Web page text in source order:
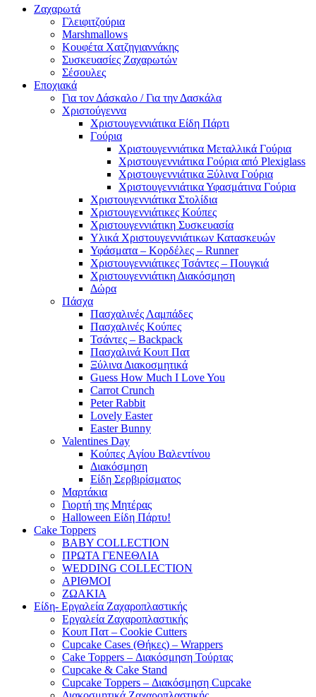
Ζαχαρωτά
Γλειφιτζούρια
Marshmallows
Κουφέτα Χατζηγιαννάκης
Συσκευασίες Ζαχαρωτών
Σέσουλες
Εποχιακά
Για τον Δάσκαλο / Για την Δασκάλα
Χριστούγεννα
Χριστουγεννιάτικα Είδη Πάρτι
Γούρια
Χριστουγεννιάτικα Μεταλλικά Γούρια
Χριστουγεννιάτικα Γούρια από Plexiglass
Χριστουγεννιάτικα Ξύλινα Γούρια
Χριστουγεννιάτικα Υφασμάτινα Γούρια
Χριστουγεννιάτικα Στολίδια
Χριστουγεννιάτικες Κούπες
Χριστουγεννιάτικη Συσκευασία
Υλικά Χριστουγεννιάτικων Κατασκευών
Υφάσματα – Κορδέλες – Runner
Χριστουγεννιάτικες Τσάντες – Πουγκιά
Χριστουγεννιάτικη Διακόσμηση
Δώρα
Πάσχα
Πασχαλινές Λαμπάδες
Πασχαλινές Κούπες
Τσάντες – Backpack
Πασχαλινά Κουπ Πατ
Ξύλινα Διακοσμητικά
Guess How Much I Love You
Carrot Crunch
Peter Rabbit
Lovely Easter
Easter Bunny
Valentines Day
Κούπες Aγίου Βαλεντίνου
Διακόσμηση
Είδη Σερβιρίσματος
Μαρτάκια
Γιορτή της Μητέρας
Halloween Είδη Πάρτυ!
Cake Toppers
BABY COLLECTION
ΠΡΩΤΑ ΓΕΝΕΘΛΙΑ
WEDDING COLLECTION
ΑΡΙΘΜΟΙ
ΖΩΑΚΙΑ
Είδη- Εργαλεία Ζαχαροπλαστικής
Εργαλεία Ζαχαροπλαστικής
Κουπ Πατ – Cookie Cutters
Cupcake Cases (Θήκες) – Wrappers
Cake Toppers – Διακόσμηση Τούρτας
Cupcake & Cake Stand
Cupcake Toppers – Διακόσμηση Cupcake